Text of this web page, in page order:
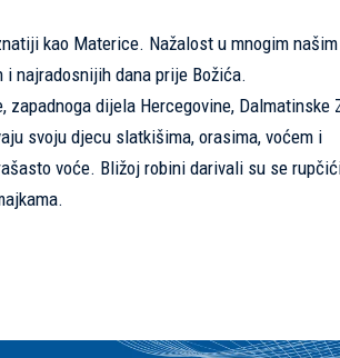
kao Materice. Nažalost u mnogim našim
najradosnijih dana prije Božića.
dijela Hercegovine, Dalmatinske
svoju djecu slatkišima, orasima, voćem i
voće. Bližoj robini darivali su se